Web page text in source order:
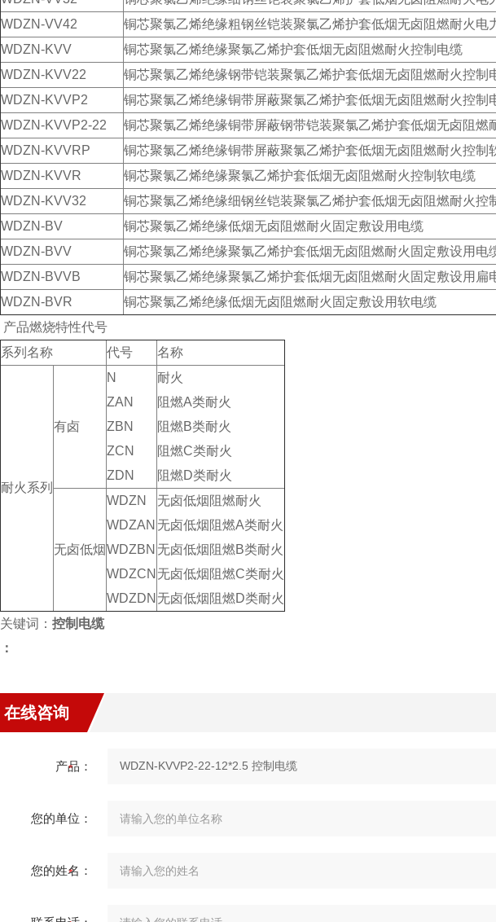
WDZN-VV42
铜芯聚氯乙烯绝缘粗钢丝铠装聚氯乙烯护套低烟无卤阻燃耐火电
WDZN-KVV
铜芯聚氯乙烯绝缘聚氯乙烯护套低烟无卤阻燃耐火控制电缆
WDZN-KVV22
铜芯聚氯乙烯绝缘钢带铠装聚氯乙烯护套低烟无卤阻燃耐火控制
WDZN-KVVP2
铜芯聚氯乙烯绝缘铜带屏蔽聚氯乙烯护套低烟无卤阻燃耐火控制
WDZN-KVVP2-22
铜芯聚氯乙烯绝缘铜带屏蔽钢带铠装聚氯乙烯护套低烟无卤阻燃
WDZN-KVVRP
铜芯聚氯乙烯绝缘铜带屏蔽聚氯乙烯护套低烟无卤阻燃耐火控制
WDZN-KVVR
铜芯聚氯乙烯绝缘聚氯乙烯护套低烟无卤阻燃耐火控制软电缆
WDZN-KVV32
铜芯聚氯乙烯绝缘细钢丝铠装聚氯乙烯护套低烟无卤阻燃耐火控
WDZN-BV
铜芯聚氯乙烯绝缘低烟无卤阻燃耐火固定敷设用电缆
WDZN-BVV
铜芯聚氯乙烯绝缘聚氯乙烯护套低烟无卤阻燃耐火固定敷设用电
WDZN-BVVB
铜芯聚氯乙烯绝缘聚氯乙烯护套低烟无卤阻燃耐火固定敷设用扁
WDZN-BVR
铜芯聚氯乙烯绝缘低烟无卤阻燃耐火固定敷设用软电缆
产品燃烧特性代号
系列名称
代号 名称
耐火系列
有卤
N
ZAN
ZBN
ZCN
ZDN
耐火
阻燃A类耐火
阻燃B类耐火
阻燃C类耐火
阻燃D类耐火
无卤低烟
WDZN
WDZAN
WDZBN
WDZCN
WDZDN
无卤低烟阻燃耐火
无卤低烟阻燃A类耐火
无卤低烟阻燃B类耐火
无卤低烟阻燃C类耐火
无卤低烟阻燃D类耐火
关键词： 控制电缆
：
在线咨询
产品：
您的单位：
您的姓名：